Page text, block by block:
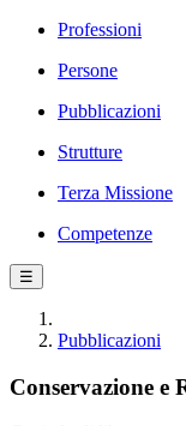
Professioni
Persone
Pubblicazioni
Strutture
Terza Missione
Competenze
☰
Pubblicazioni
Conservazione e